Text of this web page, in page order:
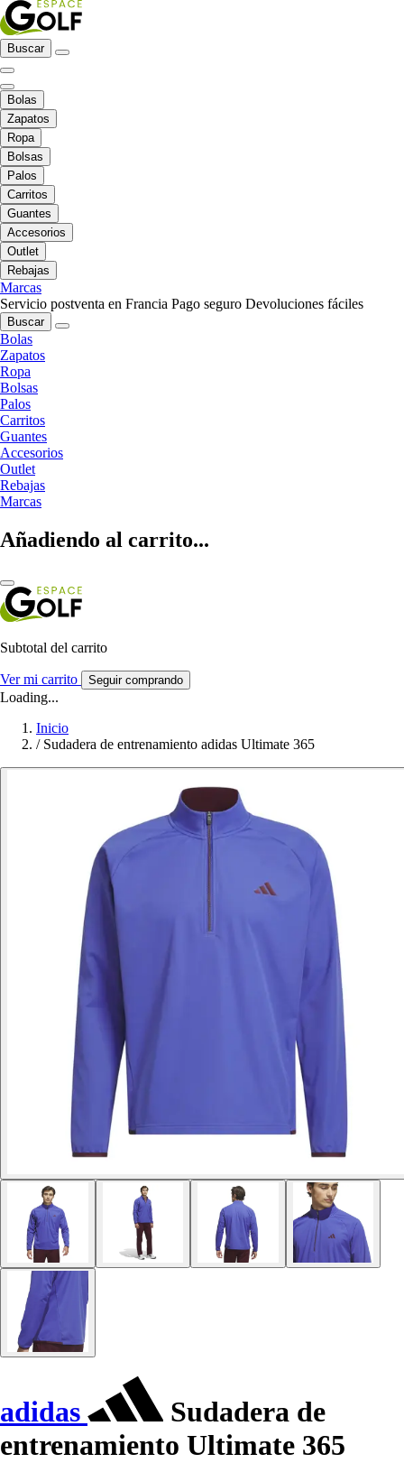
Buscar
Bolas
Zapatos
Ropa
Bolsas
Palos
Carritos
Guantes
Accesorios
Outlet
Rebajas
Marcas
Servicio postventa en Francia Pago seguro Devoluciones fáciles
Buscar
Bolas
Zapatos
Ropa
Bolsas
Palos
Carritos
Guantes
Accesorios
Outlet
Rebajas
Marcas
Añadiendo al carrito...
Subtotal del carrito
Ver mi carrito Seguir comprando
Loading...
Inicio
/ Sudadera de entrenamiento adidas Ultimate 365
adidas
Sudadera de
entrenamiento Ultimate 365